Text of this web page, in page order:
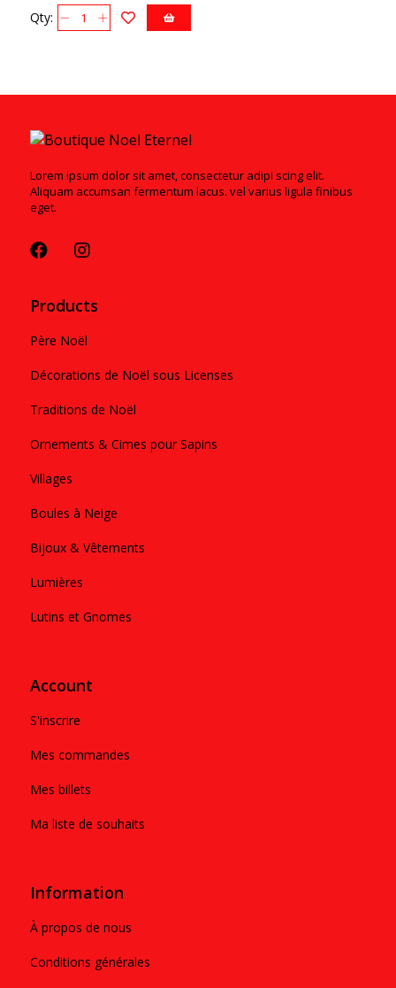
Qty:
Lorem ipsum dolor sit amet, consectetur adipi scing elit.
Aliquam accumsan fermentum lacus. vel varius ligula finibus
eget.
Products
Père Noël
Décorations de Noël sous Licenses
Traditions de Noël
Ornements & Cimes pour Sapins
Villages
Boules à Neige
Bijoux & Vêtements
Lumières
Lutins et Gnomes
Account
S'inscrire
Mes commandes
Mes billets
Ma liste de souhaits
Information
À propos de nous
Conditions générales